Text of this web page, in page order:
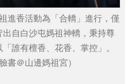
進香活動為「合轎」進行，僅
自白沙屯媽祖神轎，秉持尊
誰有檀香、花香、掌控」。
書＠山邊媽祖宮）